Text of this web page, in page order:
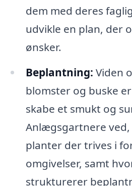
dem med deres
udvikle en plan, der
ønsker.
Beplantning: Viden
blomster og buske
skabe et smukt og
Anlægsgartnere
planter der trives i
omgivelser, samt
strukturerer